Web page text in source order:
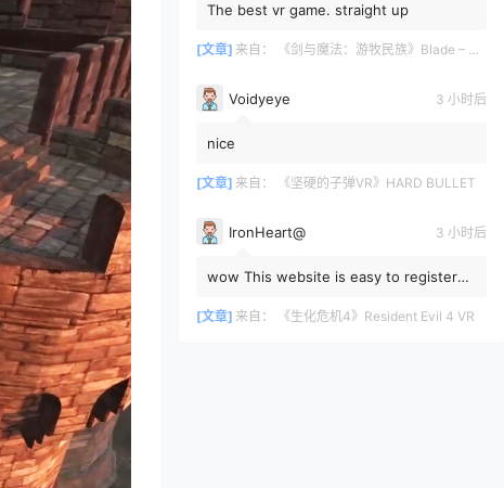
The best vr game. straight up
[文章] 来自： 《剑与魔法：游牧民族》Blade – Sorcery: Nomad
Voidyeye 3 小时后
nice
[文章] 来自： 《坚硬的子弹VR》HARD BULLET
IronHeart@ 3 小时后
wow This website is easy to register
know about it?
[文章] 来自： 《生化危机4》Resident Evil 4 VR